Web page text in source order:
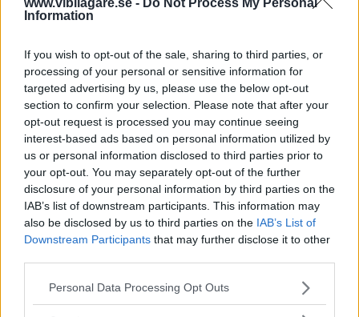
Information
If you wish to opt-out of the sale, sharing to third parties, or
processing of your personal or sensitive information for
targeted advertising by us, please use the below opt-out
section to confirm your selection. Please note that after your
opt-out request is processed you may continue seeing
interest-based ads based on personal information utilized by
us or personal information disclosed to third parties prior to
your opt-out. You may separately opt-out of the further
disclosure of your personal information by third parties on the
IAB’s list of downstream participants. This information may
also be disclosed by us to third parties on the IAB’s List of
Downstream Participants that may further disclose it to other
Please note that this website/app uses one or more Google
Personal Data Processing Opt Outs
Provkörning: Fiat 500
PROVKÖRNING 30 maj 2011
Cirkeln är sluten. Fiat 500
ekiperas liksom originalbilen från femtiotalet med en
tvåcylindrig motor. Och det känns helt rätt.
13 kommentarer Gasa (10) Bromsa (10)
Ljustest: Fiat 500 (2008)
LJUS 15 oktober 2008
0 kommentarer Gasa (5) Bromsa (5)
Biltest: Fiat 500